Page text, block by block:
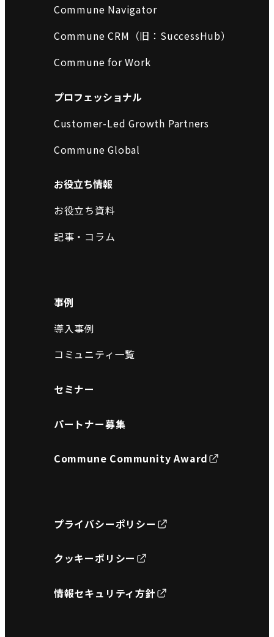
Commune Navigator
Commune CRM（旧：SuccessHub）
Commune for Work
プロフェッショナル
Customer-Led Growth Partners
Commune Global
お役立ち情報
お役立ち資料
記事・コラム
事例
導入事例
コミュニティ一覧
セミナー
パートナー募集
Commune Community Award
プライバシーポリシー
クッキーポリシー
情報セキュリティ方針